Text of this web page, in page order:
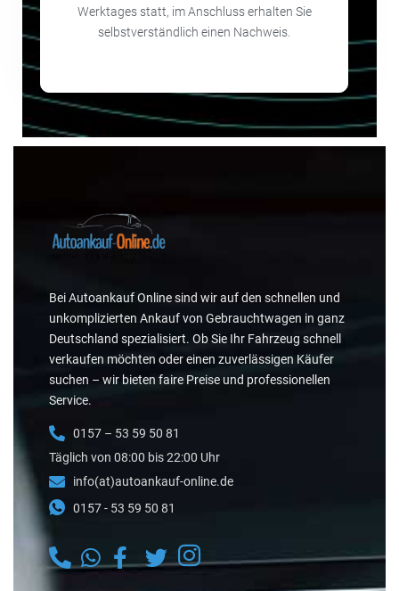
Werktages statt, im Anschluss erhalten Sie
selbstverständlich einen Nachweis.
Bei Autoankauf Online sind wir auf den schnellen und
unkomplizierten Ankauf von Gebrauchtwagen in ganz
Deutschland spezialisiert. Ob Sie Ihr Fahrzeug schnell
verkaufen möchten oder einen zuverlässigen Käufer
suchen – wir bieten faire Preise und professionellen
Service.
0157 – 53 59 50 81
Täglich von 08:00 bis 22:00 Uhr
info(at)autoankauf-online.de
0157 - 53 59 50 81